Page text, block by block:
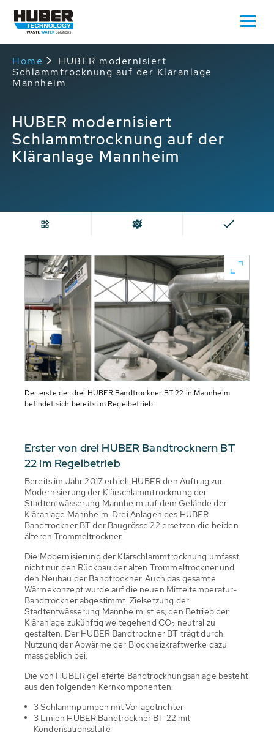
Home
HUBER modernisiert
Schlammtrocknung auf der Kläranlage
Mannheim
HUBER modernisiert
Schlammtrocknung auf der
Kläranlage Mannheim
Der erste der drei HUBER Bandtrockner BT 22 in Mannheim
befindet sich bereits im Regelbetrieb
Erster von drei HUBER Bandtrocknern BT
22 im Regelbetrieb
Bereits im Jahr 2017 erhielt HUBER den Auftrag zur
Modernisierung der Klärschlammtrocknung der
Stadtentwässerung Mannheim auf dem Gelände der
Kläranlage Mannheim. Drei Anlagen des HUBER
Bandtrockner BT der Baugrösse 22 ersetzen die beiden
älteren Trommeltrockner.
Die Modernisierung der Klärschlammtrocknung umfasst
nicht nur den Rückbau der alten Trommeltrockner und
den Neubau der Bandtrockner. Auch das gesamte
Wärmekonzept wurde auf die neuen Mitteltemperatur-
Bandtrockner abgestimmt. Zielsetzung der
Stadtentwässerung Mannheim ist es, den Betrieb der
Kläranlage zukünftig weitegehend CO2 neutral zu
gestalten. Der HUBER Bandtrockner BT trägt durch
Nutzung der Abwärme der Blockheizkraftwerke dazu
massgeblich bei.
Die von HUBER gelieferte Bandtrocknungsanlage besteht
aus den folgenden Kernkomponenten:
3 Schlammpumpen mit Vorlagetrichter
3 Linien HUBER Bandtrockner BT 22 mit
Kondensationsstufe